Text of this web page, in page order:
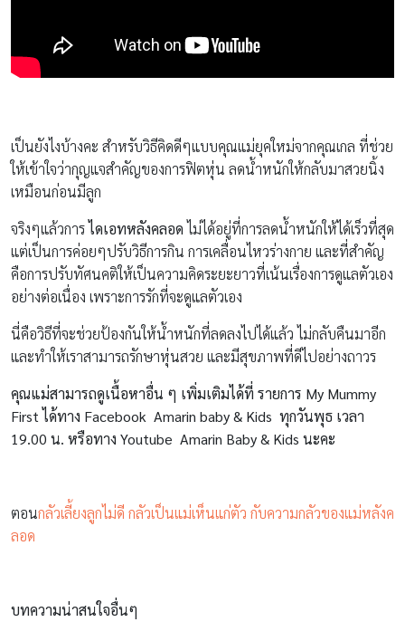
เป็นยังไงบ้างคะ สำหรับวิธีคิดดีๆแบบคุณแม่ยุคใหม่จากคุณเกล ที่ช่วย
ให้เข้าใจว่ากุญแจสำคัญของการฟิตหุ่น ลดน้ำหนักให้กลับมาสวยนิ้ง
เหมือนก่อนมีลูก
จริงๆแล้วการไดเอทหลังคลอดไม่ได้อยู่ที่การลดน้ำหนักให้ได้เร็วที่สุด
แต่เป็นการค่อยๆปรับวิธีการกิน การเคลื่อนไหวร่างกาย และที่สำคัญ
คือการปรับทัศนคติให้เป็นความคิดระยะยาวที่เน้นเรื่องการดูแลตัวเอง
อย่างต่อเนื่อง เพราะการรักที่จะดูแลตัวเอง
นี่คือวิธีที่จะช่วยป้องกันให้น้ำหนักที่ลดลงไปได้แล้ว ไม่กลับคืนมาอีก
และทำให้เราสามารถรักษาหุ่นสวย และมีสุขภาพที่ดีไปอย่างถาวร
คุณแม่สามารถดูเนื้อหาอื่น ๆ เพิ่มเติมได้ที่ รายการ My Mummy
First ได้ทาง Facebook Amarin baby & Kids ทุกวันพุธ เวลา
19.00 น. หรือทาง Youtube Amarin Baby & Kids นะคะ
ตอนกลัวเลี้ยงลูกไม่ดี กลัวเป็นแม่เห็นแก่ตัว กับความกลัวของแม่หลังค
ลอด
บทความน่าสนใจอื่นๆ